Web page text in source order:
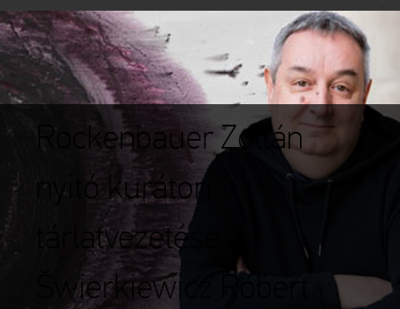
Rockenbauer Zoltán
nyitó kurátori
tárlatvezetése
Šwierkiewicz Róbert